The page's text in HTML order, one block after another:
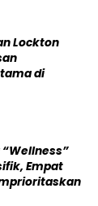
Lockton
di
Empat